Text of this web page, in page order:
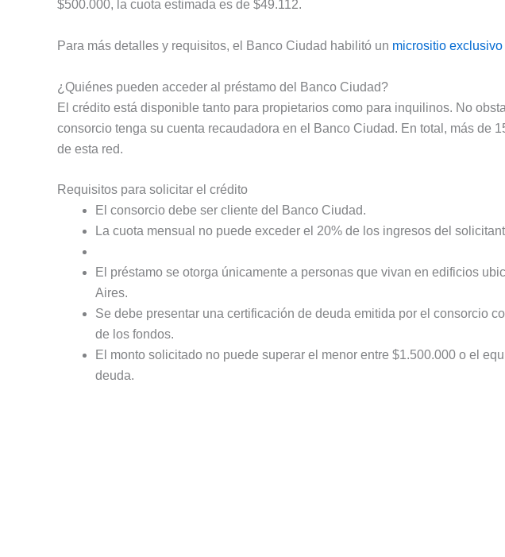
$500.000, la cuota estimada es de $49.112.
Para más detalles y requisitos, el Banco Ciudad habilitó un micrositio
¿Quiénes pueden acceder al préstamo del Banco Ciudad?
El crédito está disponible tanto para propietarios como para inquilinos. No
consorcio tenga su cuenta recaudadora en el Banco Ciudad. En total, más de
de esta red.
Requisitos para solicitar el crédito
El consorcio debe ser cliente del Banco Ciudad.
La cuota mensual no puede exceder el 20% de los ingresos del
El préstamo se otorga únicamente a personas que vivan en edificios
Aires.
Se debe presentar una certificación de deuda emitida por el consorcio
de los fondos.
El monto solicitado no puede superar el menor entre $1.500.000 o el
deuda.